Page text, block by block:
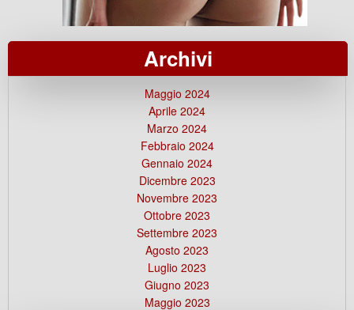
Archivi
Maggio 2024
Aprile 2024
Marzo 2024
Febbraio 2024
Gennaio 2024
Dicembre 2023
Novembre 2023
Ottobre 2023
Settembre 2023
Agosto 2023
Luglio 2023
Giugno 2023
Maggio 2023